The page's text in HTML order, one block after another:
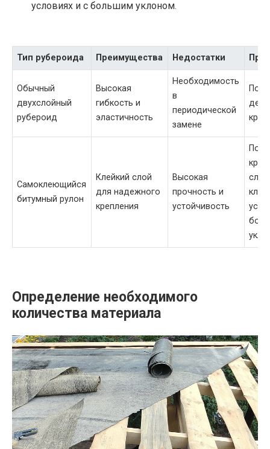
условиях и с большим уклоном.
Тип рубероида Преимущества Недостатки
Обычный
двухслойный
рубероид
Высокая
гибкость и
эластичность
Необходимость
в
периодической
замене
Самоклеющийся
битумный рулон
Клейкий слой
для надежного
крепления
Высокая
прочность и
устойчивость
Определение необходимого
количества материала